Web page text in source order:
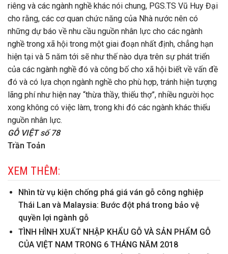
riêng và các ngành nghề khác nói chung, PGS.TS Vũ Huy Đại
cho rằng, các cơ quan chức năng của Nhà nước nên có
những dự báo về nhu cầu nguồn nhân lực cho các ngành
nghề trong xã hội trong một giai đoạn nhất định, chẳng hạn
hiện tại và 5 năm tới sẽ như thế nào dựa trên sự phát triển
của các ngành nghề đó và công bố cho xã hội biết về vấn đề
đó và có lựa chọn ngành nghề cho phù hợp, tránh hiện tượng
lãng phí như hiện nay “thừa thầy, thiếu thợ”, nhiều người học
xong không có việc làm, trong khi đó các ngành khác thiếu
nguồn nhân lực.
GỖ VIỆT số 78
Trần Toản
XEM THÊM:
Nhìn từ vụ kiện chống phá giá ván gỗ công nghiệp
Thái Lan và Malaysia: Bước đột phá trong bảo vệ
quyền lợi ngành gỗ
TÌNH HÌNH XUẤT NHẬP KHẨU GỖ VÀ SẢN PHẨM GỖ
CỦA VIỆT NAM TRONG 6 THÁNG NĂM 2018